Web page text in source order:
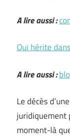
A lire aussi :
Qui hérite
A lire aussi :
Le décès
juridiquement
moment-là